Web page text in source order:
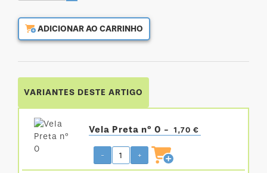
ADICIONAR AO CARRINHO
VARIANTES DESTE ARTIGO
Vela Preta nº 0 - 1,70 €
- +